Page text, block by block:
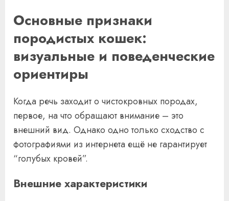
Основные признаки
породистых кошек:
визуальные и поведенческие
ориентиры
Когда речь заходит о чистокровных породах,
первое, на что обращают внимание – это
внешний вид. Однако одно только сходство с
фотографиями из интернета ещё не гарантирует
“голубых кровей”.
Внешние характеристики